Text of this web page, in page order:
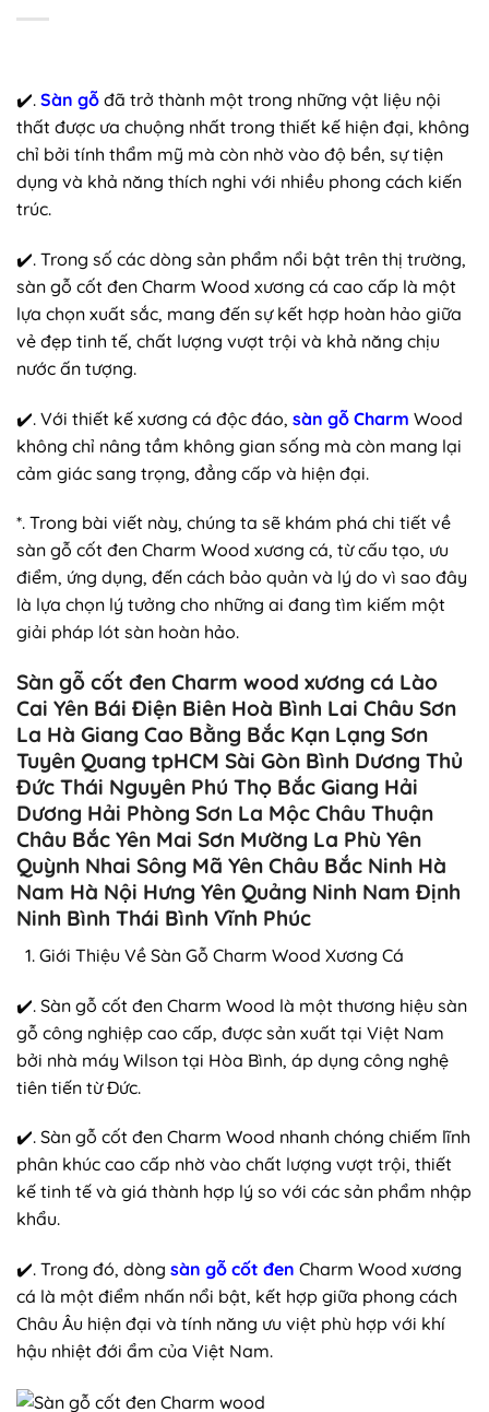
✔️. Sàn gỗ đã trở thành một trong những vật liệu nội
thất được ưa chuộng nhất trong thiết kế hiện đại, không
chỉ bởi tính thẩm mỹ mà còn nhờ vào độ bền, sự tiện
dụng và khả năng thích nghi với nhiều phong cách kiến
trúc.
✔️. Trong số các dòng sản phẩm nổi bật trên thị trường,
sàn gỗ cốt đen Charm Wood xương cá cao cấp là một
lựa chọn xuất sắc, mang đến sự kết hợp hoàn hảo giữa
vẻ đẹp tinh tế, chất lượng vượt trội và khả năng chịu
nước ấn tượng.
✔️. Với thiết kế xương cá độc đáo, sàn gỗ Charm Wood
không chỉ nâng tầm không gian sống mà còn mang lại
cảm giác sang trọng, đẳng cấp và hiện đại.
*. Trong bài viết này, chúng ta sẽ khám phá chi tiết về
sàn gỗ cốt đen Charm Wood xương cá, từ cấu tạo, ưu
điểm, ứng dụng, đến cách bảo quản và lý do vì sao đây
là lựa chọn lý tưởng cho những ai đang tìm kiếm một
giải pháp lót sàn hoàn hảo.
Sàn gỗ cốt đen Charm wood xương cá Lào
Cai Yên Bái Điện Biên Hoà Bình Lai Châu Sơn
La Hà Giang Cao Bằng Bắc Kạn Lạng Sơn
Tuyên Quang tpHCM Sài Gòn Bình Dương Thủ
Đức Thái Nguyên Phú Thọ Bắc Giang Hải
Dương Hải Phòng Sơn La Mộc Châu Thuận
Châu Bắc Yên Mai Sơn Mường La Phù Yên
Quỳnh Nhai Sông Mã Yên Châu Bắc Ninh Hà
Nam Hà Nội Hưng Yên Quảng Ninh Nam Định
Ninh Bình Thái Bình Vĩnh Phúc
Giới Thiệu Về Sàn Gỗ Charm Wood Xương Cá
✔️. Sàn gỗ cốt đen Charm Wood là một thương hiệu sàn
gỗ công nghiệp cao cấp, được sản xuất tại Việt Nam
bởi nhà máy Wilson tại Hòa Bình, áp dụng công nghệ
tiên tiến từ Đức.
✔️. Sàn gỗ cốt đen Charm Wood nhanh chóng chiếm lĩnh
phân khúc cao cấp nhờ vào chất lượng vượt trội, thiết
kế tinh tế và giá thành hợp lý so với các sản phẩm nhập
khẩu.
✔️. Trong đó, dòng sàn gỗ cốt đen Charm Wood xương
cá là một điểm nhấn nổi bật, kết hợp giữa phong cách
Châu Âu hiện đại và tính năng ưu việt phù hợp với khí
hậu nhiệt đới ẩm của Việt Nam.